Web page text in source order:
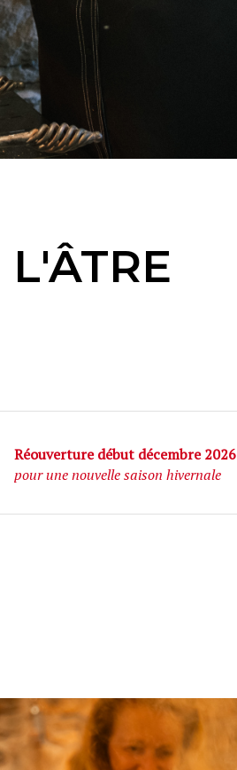
L'ÂTRE
Réouverture début décembre 2026
pour une nouvelle saison hivernale